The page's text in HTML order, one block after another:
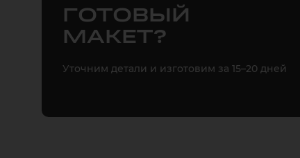
ГОТОВЫЙ
МАКЕТ?
Уточним детали и изготовим за 15–20 дней